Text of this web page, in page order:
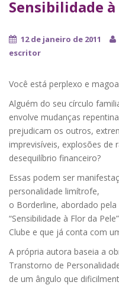
Sensibilidade
12 de janeiro de 2011
escritor
Você está perplexo e
Alguém do seu círculo
envolve mudanças
prejudicam os outros,
imprevisíveis, explosões de
desequilíbrio financeiro?
Essas podem ser
personalidade limítrofe,
o Borderline, abordado
“Sensibilidade à Flor da
Clube e que já conta com
A própria autora baseia a
Transtorno de
de um ângulo que